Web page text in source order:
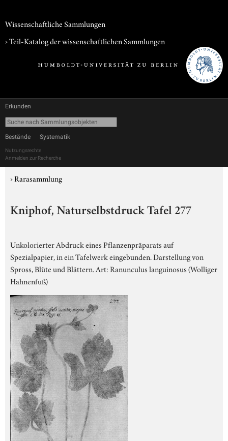
Wissenschaftliche Sammlungen
› Teil-Katalog der wissenschaftlichen Sammlungen
Erkunden
Bestände Systematik
Nutzungsrechte
Anmelden zur Recherche
›Rarasammlung
Kniphof, Naturselbstdruck Tafel 277
Unkolorierter Abdruck eines Pflanzenpräparats auf
Spezialpapier, in ein Tafelwerk eingebunden. Darstellung von
Spross, Blüte und Blättern. Art: Ranunculus languinosus (Wolliger
Hahnenfuß)